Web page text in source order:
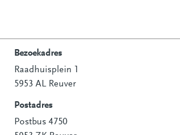
Contactinformatie
Bezoekadres
Raadhuisplein 1
5953 AL Reuver
Postadres
Postbus 4750